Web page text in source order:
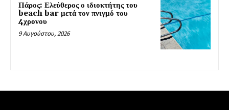
Πάρος: Ελεύθερος ο ιδιοκτήτης του
beach bar μετά τον πνιγμό του
4χρονου
9 Αυγούστου, 2026